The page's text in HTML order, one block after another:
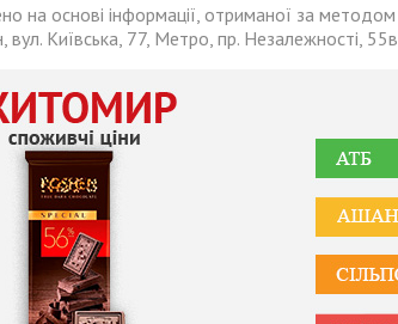
на основі інформації, отриманої за
Київська, 77, Метро, пр. Незалежності,